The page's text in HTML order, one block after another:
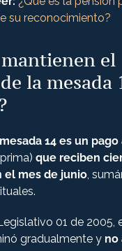
su reconocimiento?
el
la mesada
mesada 14 es un
que reciben
el mes de junio,
01 de 2005,
gradualmente y no